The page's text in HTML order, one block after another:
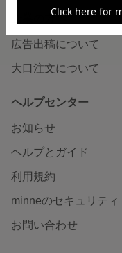
企業の方へ
広告出稿について
大口注文について
ヘルプセンター
お知らせ
ヘルプとガイド
利用規約
minneのセキュリティ
お問い合わせ